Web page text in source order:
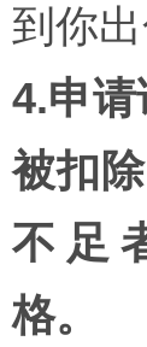
到你
4.申
被扣
不足
格。